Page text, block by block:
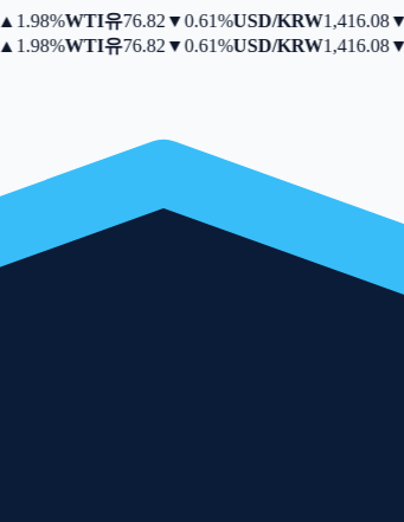
1.98%WTI유76.82▼0.61%USD/KRW1,416.08▼
1.98%WTI유76.82▼0.61%USD/KRW1,416.08▼